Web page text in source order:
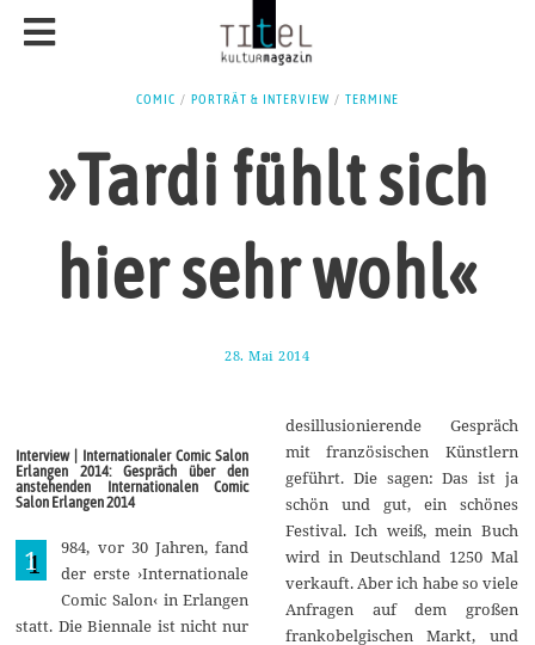
COMIC / PORTRÄT & INTERVIEW / TERMINE
»Tardi fühlt sich
hier sehr wohl«
28. Mai 2014
u
i
2
0
1
4
Interview | Internationaler Comic Salon
Erlangen 2014: Gespräch über den
anstehenden Internationalen Comic
Salon Erlangen 2014
1
984, vor 30 Jahren, fand
der erste ›Internationale
Comic Salon‹ in Erlangen
statt. Die Biennale ist nicht nur
desillusionierende Gespräch
mit französischen Künstlern
geführt. Die sagen: Das ist ja
schön und gut, ein schönes
Festival. Ich weiß, mein Buch
wird in Deutschland 1250 Mal
verkauft. Aber ich habe so viele
Anfragen auf dem großen
frankobelgischen Markt, und